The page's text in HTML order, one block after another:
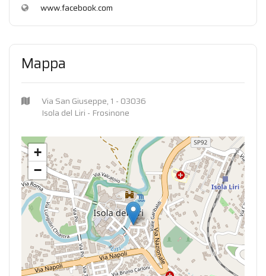
www.facebook.com
Mappa
Via San Giuseppe, 1 - 03036
Isola del Liri - Frosinone
+
−